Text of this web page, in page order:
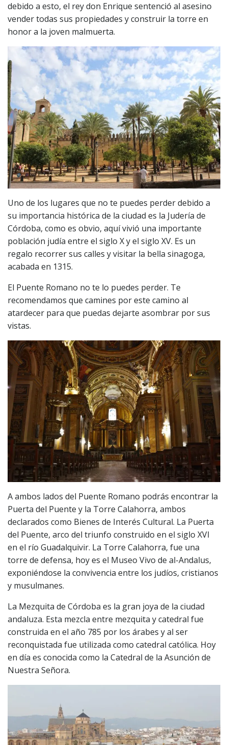
debido a esto, el rey don Enrique sentenció al asesino
vender todas sus propiedades y construir la torre en
honor a la joven malmuerta.
Uno de los lugares que no te puedes perder debido a
su importancia histórica de la ciudad es la Judería de
Córdoba, como es obvio, aquí vivió una importante
población judía entre el siglo X y el siglo XV. Es un
regalo recorrer sus calles y visitar la bella sinagoga,
acabada en 1315.
El Puente Romano no te lo puedes perder. Te
recomendamos que camines por este camino al
atardecer para que puedas dejarte asombrar por sus
vistas.
A ambos lados del Puente Romano podrás encontrar la
Puerta del Puente y la Torre Calahorra, ambos
declarados como Bienes de Interés Cultural. La Puerta
del Puente, arco del triunfo construido en el siglo XVI
en el río Guadalquivir. La Torre Calahorra, fue una
torre de defensa, hoy es el Museo Vivo de al-Andalus,
exponiéndose la convivencia entre los judíos, cristianos
y musulmanes.
La Mezquita de Córdoba es la gran joya de la ciudad
andaluza. Esta mezcla entre mezquita y catedral fue
construida en el año 785 por los árabes y al ser
reconquistada fue utilizada como catedral católica. Hoy
en día es conocida como la Catedral de la Asunción de
Nuestra Señora.